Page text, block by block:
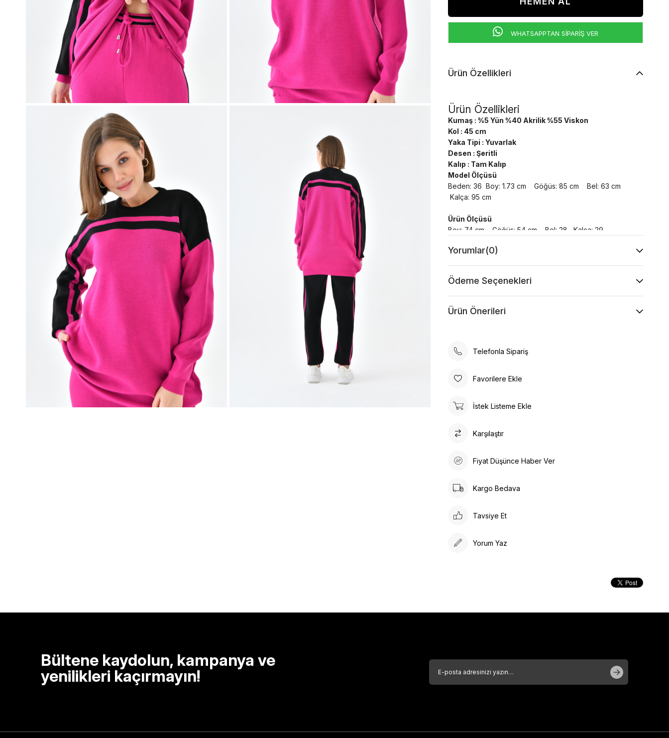
WHATSAPPTAN SİPARİŞ VER
Ürün Özellikleri
Ürün Özellikleri
Kumaş : %5 Yün %40 Akrilik %55 Viskon
Kol : 45 cm
Yaka Tipi : Yuvarlak
Desen : Şeritli
Kalıp : Tam Kalıp
Model Ölçüsü
Beden: 36 Boy: 1.73 cm Göğüs: 85 cm Bel: 63 cm
Kalça: 95 cm
Ürün Ölçüsü
Boy: 74 cm Göğüs: 54 cm Bel: 28 Kalça: 29
Yıkama Talimatı :
Kurutma Makinesinde Kurutulamaz
Çözücü Kullanınız
Yorumlar(0)
Ödeme Seçenekleri
Ürün Önerileri
Telefonla Sipariş
Favorilere Ekle
İstek Listeme Ekle
Karşılaştır
Fiyat Düşünce Haber Ver
Kargo Bedava
Tavsiye Et
Yorum Yaz
Bültene kaydolun, kampanya ve
yenilikleri kaçırmayın!